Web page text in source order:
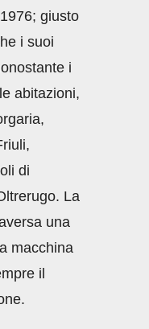
giusto
i suoi
i
abitazioni,
di
La
una
macchina
il